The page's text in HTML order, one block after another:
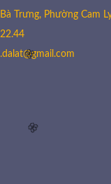
Trưng, Phường Cam